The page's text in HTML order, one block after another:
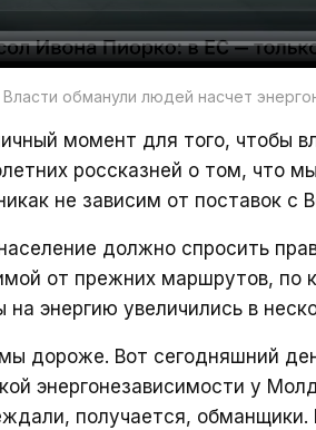
обманули людей насчет
момент для того, чтобы
россказней о том, что
не зависим от поставок
должно спросить
от прежних маршрутов, по
энергию увеличились в
дороже. Вот сегодняшний
энергонезависимости у
получается,